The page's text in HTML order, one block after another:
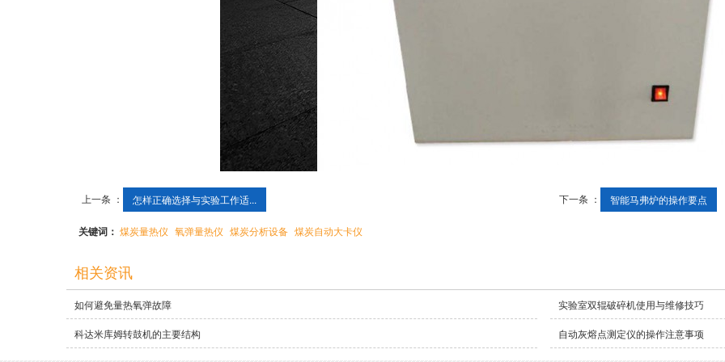
上一条 ： 怎样正确选择与实验工作适... 下一条 ： 智能马弗炉的操作要点
关键词： 煤炭量热仪 氧弹量热仪 煤炭分析设备 煤炭自动大卡仪
相关资讯
如何避免量热氧弹故障 实验室双辊破碎机使用与维修技巧
科达米库姆转鼓机的主要结构 自动灰熔点测定仪的操作注意事项